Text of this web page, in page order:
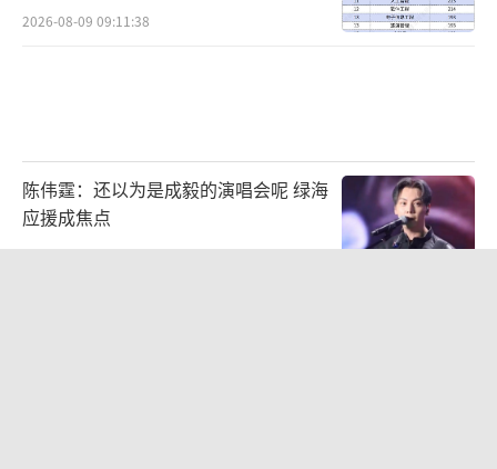
2026-08-09 09:11:38
陈伟霆：还以为是成毅的演唱会呢 绿海
应援成焦点
2026-08-09 12:08:14